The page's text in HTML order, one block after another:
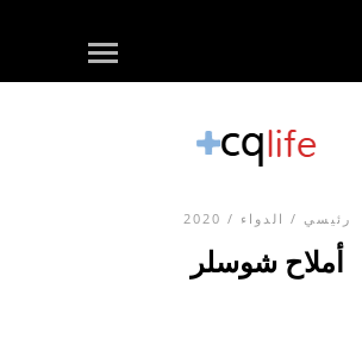
رئيسي / الدواء / 2020
أملاح شوسلر